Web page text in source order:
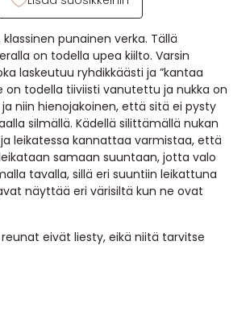
punainen verka. Tällä
on todella upea kiilto. Varsin
laskeutuu ryhdikkäästi ja ”kantaa
on todella tiiviisti vanutettu ja nukka on
niin hienojakoinen, että sitä ei pysty
silmällä. Kädellä silittämällä nukan
leikatessa kannattaa varmistaa, että
samaan suuntaan, jotta valo
tavalla, sillä eri suuntiin leikattuna
näyttää eri värisiltä kun ne ovat
eivät liesty, eikä niitä tarvitse